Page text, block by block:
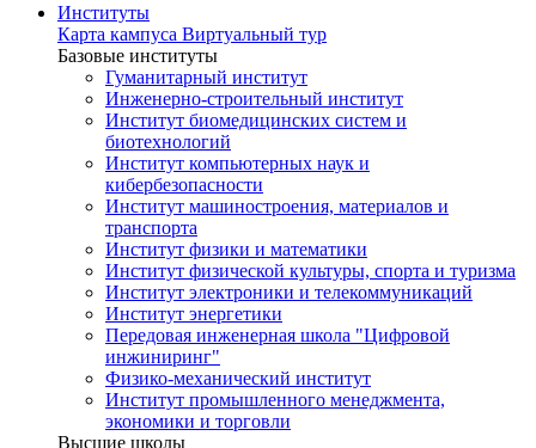
Институты
Карта кампуса Виртуальный тур
Базовые институты
Гуманитарный институт
Инженерно-строительный институт
Институт биомедицинских систем и
биотехнологий
Институт компьютерных наук и
кибербезопасности
Институт машиностроения, материалов и
транспорта
Институт физики и математики
Институт физической культуры, спорта и туризма
Институт электроники и телекоммуникаций
Институт энергетики
Передовая инженерная школа "Цифровой
инжиниринг"
Физико-механический институт
Институт промышленного менеджмента,
экономики и торговли
Высшие школы